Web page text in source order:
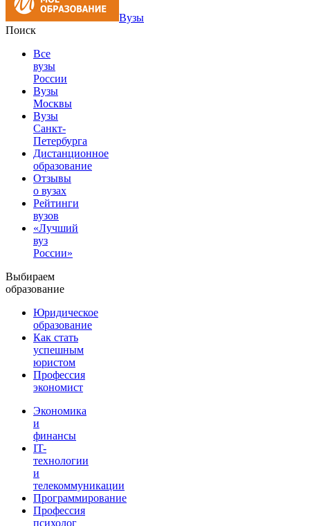
Вузы
Поиск
Все
вузы
России
Вузы
Москвы
Вузы
Санкт-
Петербурга
Дистанционное
образование
Отзывы
о вузах
Рейтинги
вузов
«Лучший
вуз
России»
Выбираем
образование
Юридическое
образование
Как стать
успешным
юристом
Профессия
экономист
Экономика
и
финансы
IT-
технологии
и
телекоммуникации
Программирование
Профессия
психолог